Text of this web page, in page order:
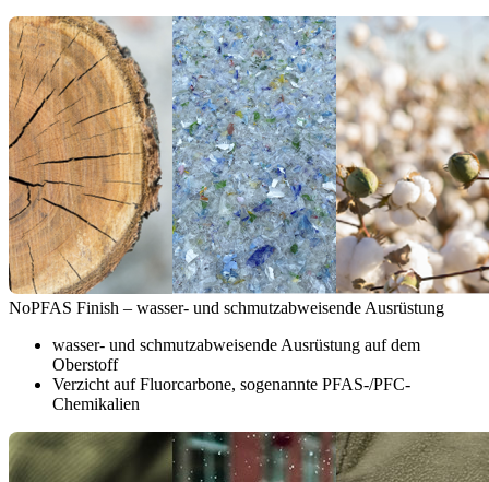
NoPFAS Finish – wasser- und schmutzabweisende Ausrüstung
wasser- und schmutzabweisende Ausrüstung auf dem
Oberstoff
Verzicht auf Fluorcarbone, sogenannte PFAS-/PFC-
Chemikalien